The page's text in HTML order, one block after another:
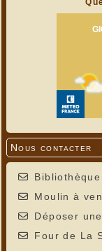
Nous contacter
Bibliothèque
Moulin à
Déposer
Four de La